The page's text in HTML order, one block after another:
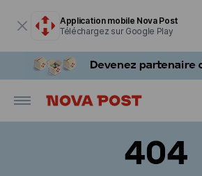
Application mobile Nova Post
Téléchargez sur Google Play
404